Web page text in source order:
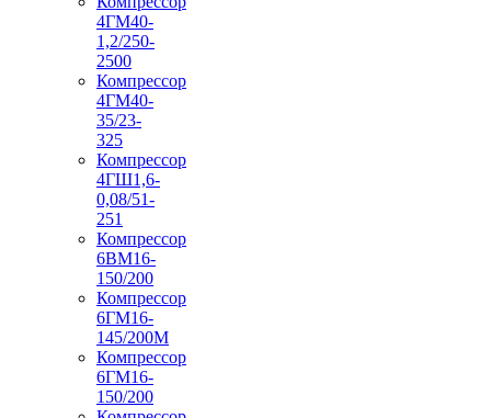
4ГМ40-
1,2/250-
2500
Компрессор
4ГМ40-
35/23-
325
Компрессор
4ГШ1,6-
0,08/51-
251
Компрессор
6ВМ16-
150/200
Компрессор
6ГМ16-
145/200М
Компрессор
6ГМ16-
150/200